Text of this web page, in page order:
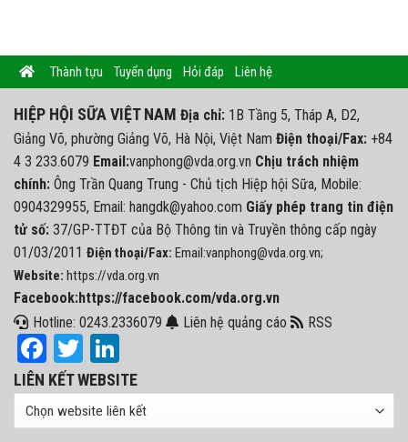
Thành tựu Tuyển dụng Hỏi đáp Liên hệ
HIỆP HỘI SỮA VIỆT NAM Địa chỉ: 1B Tầng 5, Tháp A, D2,
Giảng Võ, phường Giảng Võ, Hà Nội, Việt Nam Điện thoại/Fax: +84
4 3 233.6079 Email:vanphong@vda.org.vn Chịu trách nhiệm
chính: Ông Trần Quang Trung - Chủ tịch Hiệp hội Sữa, Mobile:
0904329955, Email: hangdk@yahoo.com Giấy phép trang tin điện
tử số: 37/GP-TTĐT của Bộ Thông tin và Truyền thông cấp ngày
01/03/2011 Điện thoại/Fax: Email:vanphong@vda.org.vn;
Website: https://vda.org.vn
Facebook:https://facebook.com/vda.org.vn
Hotline: 0243.2336079
Liên hệ quảng cáo RSS
Facebook
Twitter
LIÊN KẾT WEBSITE